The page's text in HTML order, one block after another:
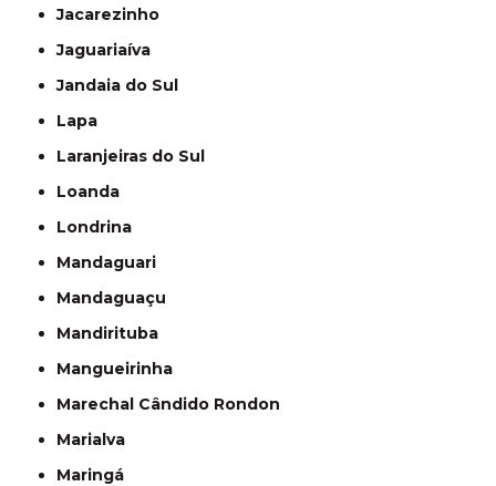
Jacarezinho
Jaguariaíva
Jandaia do Sul
Lapa
Laranjeiras do Sul
Loanda
Londrina
Mandaguari
Mandaguaçu
Mandirituba
Mangueirinha
Marechal Cândido Rondon
Marialva
Maringá